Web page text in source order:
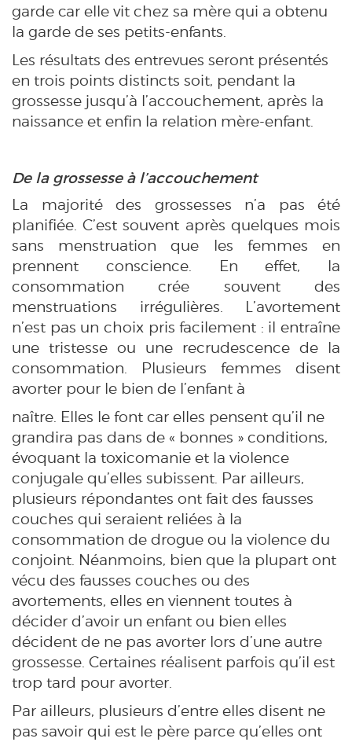
garde car elle vit chez sa mère qui a obtenu
la garde de ses petits-enfants.
Les résultats des entrevues seront présentés
en trois points distincts soit, pendant la
grossesse jusqu’à l’accouchement, après la
naissance et enfin la relation mère-enfant.
De la grossesse à l’accouchement
La majorité des grossesses n’a pas été
planifiée. C’est souvent après quelques mois
sans menstruation que les femmes en
prennent conscience. En effet, la
consommation crée souvent des
menstruations irrégulières. L’avortement
n’est pas un choix pris facilement : il entraîne
une tristesse ou une recrudescence de la
consommation. Plusieurs femmes disent
avorter pour le bien de l’enfant à
naître. Elles le font car elles pensent qu’il ne
grandira pas dans de « bonnes » conditions,
évoquant la toxicomanie et la violence
conjugale qu’elles subissent. Par ailleurs,
plusieurs répondantes ont fait des fausses
couches qui seraient reliées à la
consommation de drogue ou la violence du
conjoint. Néanmoins, bien que la plupart ont
vécu des fausses couches ou des
avortements, elles en viennent toutes à
décider d’avoir un enfant ou bien elles
décident de ne pas avorter lors d’une autre
grossesse. Certaines réalisent parfois qu’il est
trop tard pour avorter.
Par ailleurs, plusieurs d’entre elles disent ne
pas savoir qui est le père parce qu’elles ont